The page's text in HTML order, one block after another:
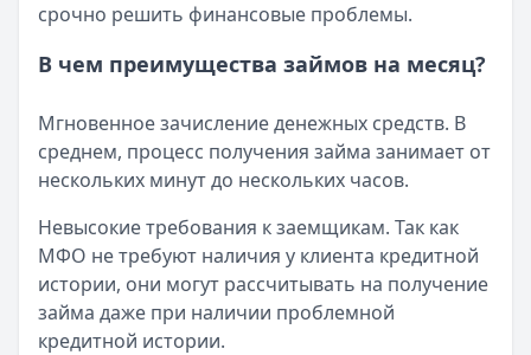
срочно решить финансовые проблемы.
В чем преимущества займов на месяц?
Мгновенное зачисление денежных средств. В
среднем, процесс получения займа занимает от
нескольких минут до нескольких часов.
Невысокие требования к заемщикам. Так как
МФО не требуют наличия у клиента кредитной
истории, они могут рассчитывать на получение
займа даже при наличии проблемной
кредитной истории.